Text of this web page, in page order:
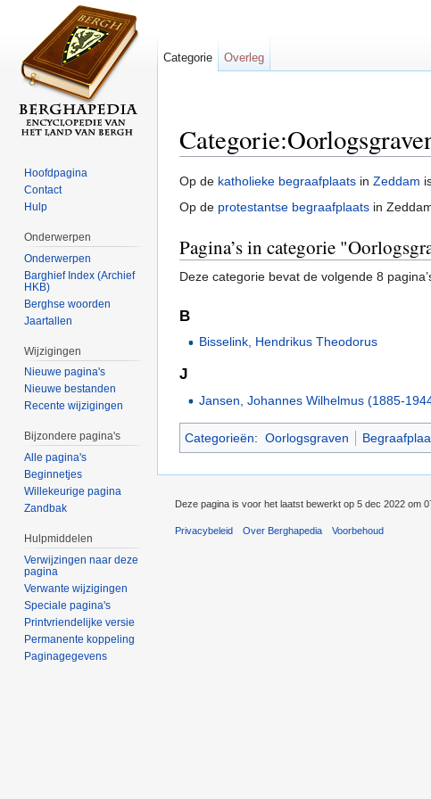
Op de katholieke begraafplaats in Zeddam
Op de protestantse begraafplaats in
Pagina’s in categorie
Deze categorie bevat de volgende 8
B
Bisselink, Hendrikus Theodorus
J
Jansen, Johannes Wilhelmus (1885-
Categorieën: Oorlogsgraven
Categorie Overleg
Hoofdpagina
Contact
Hulp
Onderwerpen
Onderwerpen
Barghief Index (Archief
HKB)
Berghse woorden
Jaartallen
Wijzigingen
Nieuwe pagina's
Nieuwe bestanden
Recente wijzigingen
Bijzondere pagina's
Alle pagina's
Beginnetjes
Willekeurige pagina
Zandbak
Hulpmiddelen
Verwijzingen naar deze
pagina
Verwante wijzigingen
Speciale pagina's
Printvriendelijke versie
Permanente koppeling
Paginagegevens
Deze pagina is voor het laatst bewerkt op 5 dec 2022 om
Privacybeleid Over Berghapedia Voorbehoud